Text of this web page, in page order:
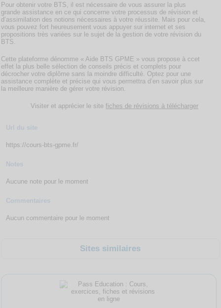
Pour obtenir votre BTS, il est nécessaire de vous assurer la plus
grande assistance en ce qui concerne votre processus de révision et
d’assimilation des notions nécessaires à votre réussite. Mais pour cela,
vous pouvez fort heureusement vous appuyer sur internet et ses
propositions très variées sur le sujet de la gestion de votre révision du
BTS.
Cette plateforme dénomme « Aide BTS GPME » vous propose à ccet
effet la plus belle sélection de conseils précis et complets pour
décrocher votre diplôme sans la moindre difficulté. Optez pour une
assistance complète et précise qui vous permettra d’en savoir plus sur
la meilleure manière de gérer votre révision.
Visiter et apprécier le sitefiches de révisions à télécharger
Url du site
https://cours-bts-gpme.fr/
Notes
Aucune note pour le moment
Commentaires
Aucun commentaire pour le moment
Sites similaires